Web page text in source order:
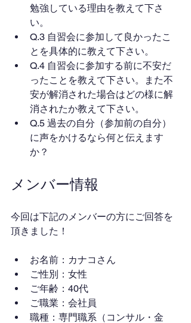
勉強している理由を教えて下さ
い。
Q.3 自習会に参加して良かったこ
とを具体的に教えて下さい。
Q.4 自習会に参加する前に不安だ
ったことを教えて下さい。また不
安が解消された場合はどの様に解
消されたか教えて下さい。
Q.5 過去の自分（参加前の自分）
に声をかけるなら何と伝えます
か？
メンバー情報
今回は下記のメンバーの方にご回答を
頂きました！
お名前：カナコさん
ご性別：女性
ご年齢：40代
ご職業：会社員
職種：専門職系（コンサル・金